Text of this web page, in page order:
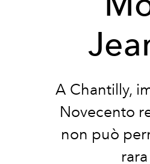
A Chantilly,
Novecento
non può